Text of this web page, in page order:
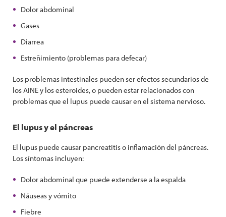
Dolor abdominal
Gases
Diarrea
Estreñimiento (problemas para defecar)
Los problemas intestinales pueden ser efectos secundarios de
los AINE y los esteroides, o pueden estar relacionados con
problemas que el lupus puede causar en el sistema nervioso.
El lupus y el páncreas
El lupus puede causar pancreatitis o inflamación del páncreas.
Los síntomas incluyen:
Dolor abdominal que puede extenderse a la espalda
Náuseas y vómito
Fiebre